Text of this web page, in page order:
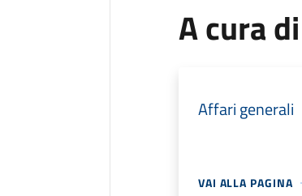
A cura di
Affari generali
VAI ALLA PAGINA